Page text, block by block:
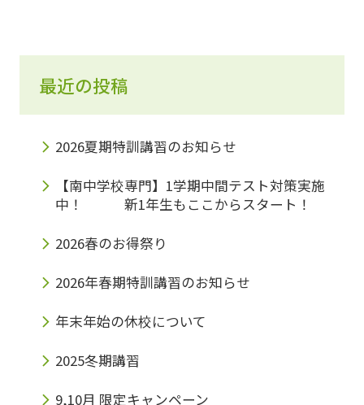
最近の投稿
2026夏期特訓講習のお知らせ
【南中学校専門】1学期中間テスト対策実施
中！ 新1年生もここからスタート！
2026春のお得祭り
2026年春期特訓講習のお知らせ
年末年始の休校について
2025冬期講習
9,10月 限定キャンペーン